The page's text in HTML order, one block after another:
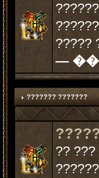
?????
—
??????? ???????
??